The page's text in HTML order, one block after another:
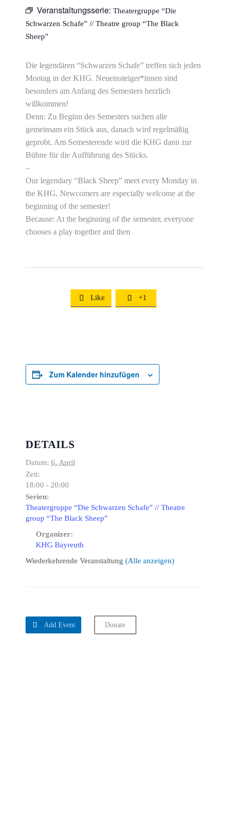
Veranstaltungsserie: Theatergruppe “Die
Schwarzen Schafe” // Theatre group “The Black
Sheep”
Die legendären “Schwarzen Schafe” treffen sich jeden
Montag in der KHG. Neueinsteiger*innen sind
besonders am Anfang des Semesters herzlich
willkommen!
Denn: Zu Beginn des Semesters suchen alle
gemeinsam ein Stück aus, danach wird regelmäßig
geprobt. Am Semesterende wird die KHG dann zur
Bühne für die Aufführung des Stücks.
–
Our legendary “Black Sheep” meet every Monday in
the KHG. Newcomers are especially welcome at the
beginning of the semester!
Because: At the beginning of the semester, everyone
chooses a play together and then
 Like  +1
Zum Kalender hinzufügen
DETAILS
Datum: 6. April
Zeit:
18:00 - 20:00
Serien:
Theatergruppe “Die Schwarzen Schafe” // Theatre
group “The Black Sheep”
Organizer:
KHG Bayreuth
Wiederkehrende Veranstaltung (Alle anzeigen)
 Add Event Donate